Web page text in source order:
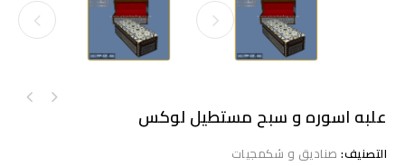
علبه اسوره و سبح مستطيل لوكس
التصنيف: صنادیق و شكمجیات